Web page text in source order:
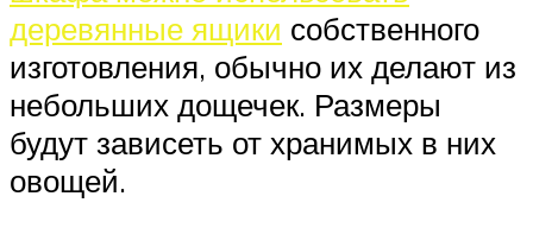
деревянные ящики собственного
изготовления, обычно их делают из
небольших дощечек. Размеры
будут зависеть от хранимых в них
овощей.